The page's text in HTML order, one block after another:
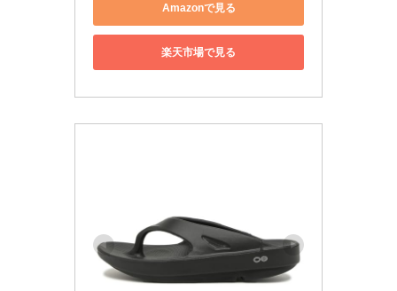
Amazonで見る
楽天市場で見る